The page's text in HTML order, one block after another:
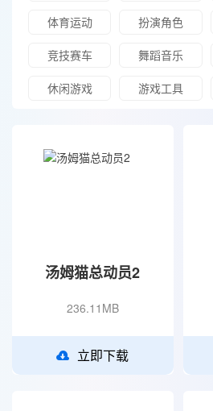
体育运动 扮演角色
竞技赛车 舞蹈音乐
休闲游戏 游戏工具
汤姆猫总动员2
236.11MB
立即下载